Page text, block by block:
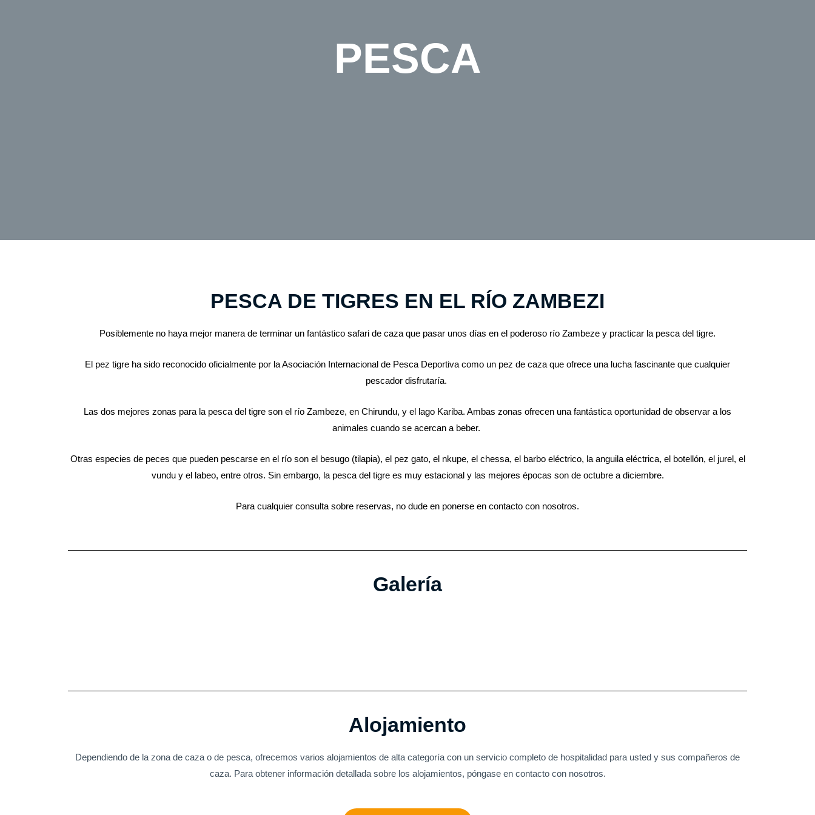
PESCA
PESCA DE TIGRES EN EL RÍO ZAMBEZI
Posiblemente no haya mejor manera de terminar un fantástico safari de caza que pasar unos días en el poderoso río Zambeze y practicar la pesca del tigre.
El pez tigre ha sido reconocido oficialmente por la Asociación Internacional de Pesca Deportiva como un pez de caza que ofrece una lucha fascinante que cualquier
pescador disfrutaría.
Las dos mejores zonas para la pesca del tigre son el río Zambeze, en Chirundu, y el lago Kariba. Ambas zonas ofrecen una fantástica oportunidad de observar a los
animales cuando se acercan a beber.
Otras especies de peces que pueden pescarse en el río son el besugo (tilapia), el pez gato, el nkupe, el chessa, el barbo eléctrico, la anguila eléctrica, el botellón, el jurel, el
vundu y el labeo, entre otros. Sin embargo, la pesca del tigre es muy estacional y las mejores épocas son de octubre a diciembre.
Para cualquier consulta sobre reservas, no dude en ponerse en contacto con nosotros.
Galería
Alojamiento
Dependiendo de la zona de caza o de pesca, ofrecemos varios alojamientos de alta categoría con un servicio completo de hospitalidad para usted y sus compañeros de
caza. Para obtener información detallada sobre los alojamientos, póngase en contacto con nosotros.